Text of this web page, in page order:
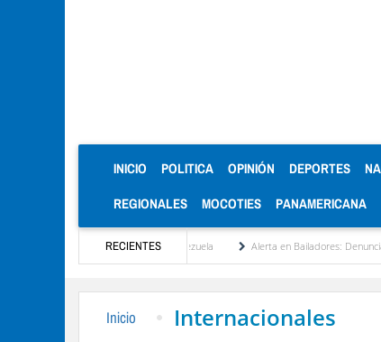
INICIO (CURRENT)
POLITICA OPINIÓN DEPORTES
REGIONALES MOCOTIES PANAMERICANA
RECIENTES
de Venezuela Alerta en Bailadores: Denuncian
Inicio Internacionales